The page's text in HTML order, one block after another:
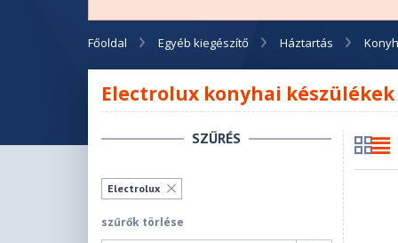
Főoldal Egyéb kiegészítő Háztartás
Electrolux konyhai készülékek
SZŰRÉS
Electrolux
szűrők törlése